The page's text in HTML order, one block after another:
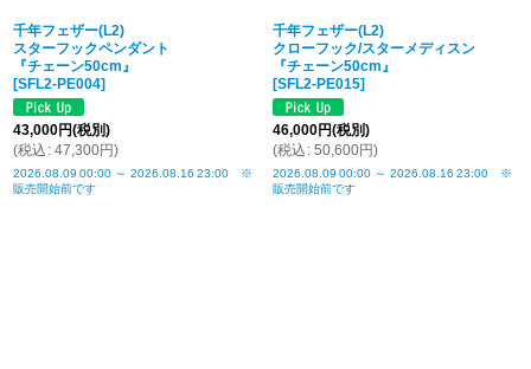
千年フェザー(L2)
スターフックペンダント
『チェーン50cm』
[SFL2-PE004]
43,000円(税別)
(税込 : 47,300円)
2026.08.09 00:00 ～ 2026.08.16 23:00 ※
販売開始前です
千年フェザー(L2)
クローフック/スターメディスン
『チェーン50cm』
[SFL2-PE015]
46,000円(税別)
(税込 : 50,600円)
2026.08.09 00:00 ～ 2026.08.16 23:00 ※
販売開始前です